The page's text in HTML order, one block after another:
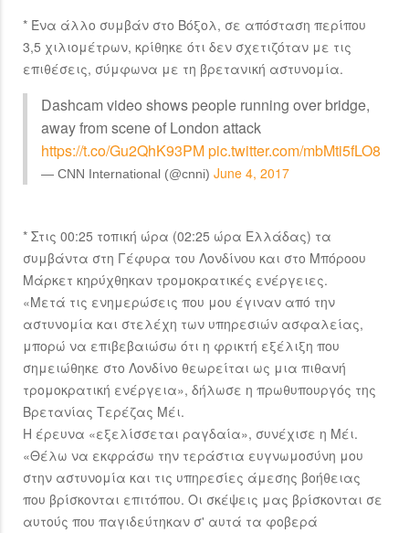
* Ένα άλλο συμβάν στο Βόξολ, σε απόσταση περίπου
3,5 χιλιομέτρων, κρίθηκε ότι δεν σχετιζόταν με τις
επιθέσεις, σύμφωνα με τη βρετανική αστυνομία.
Dashcam video shows people running over bridge,
away from scene of London attack
https://t.co/Gu2QhK93PMpic.twitter.com/mbMti5fLO8
— CNN International (@cnni) June 4, 2017
* Στις 00:25 τοπική ώρα (02:25 ώρα Ελλάδας) τα
συμβάντα στη Γέφυρα του Λονδίνου και στο Μπόροου
Μάρκετ κηρύχθηκαν τρομοκρατικές ενέργειες.
«Μετά τις ενημερώσεις που μου έγιναν από την
αστυνομία και στελέχη των υπηρεσιών ασφαλείας,
μπορώ να επιβεβαιώσω ότι η φρικτή εξέλιξη που
σημειώθηκε στο Λονδίνο θεωρείται ως μια πιθανή
τρομοκρατική ενέργεια», δήλωσε η πρωθυπουργός της
Βρετανίας Τερέζας Μέι.
Η έρευνα «εξελίσσεται ραγδαία», συνέχισε η Μέι.
«Θέλω να εκφράσω την τεράστια ευγνωμοσύνη μου
στην αστυνομία και τις υπηρεσίες άμεσης βοήθειας
που βρίσκονται επιτόπου. Οι σκέψεις μας βρίσκονται σε
αυτούς που παγιδεύτηκαν σ' αυτά τα φοβερά